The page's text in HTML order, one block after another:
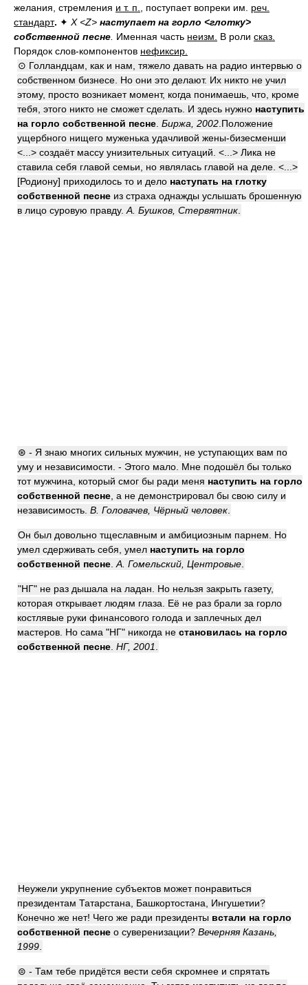
желания, стремления и т. п. , поступает вопреки им. реч.
стандарт. ✦ X <Z> наступает на горло <глотку>
собственной песне Именная часть неизм. В роли сказ.
Порядок слов-компонентов нефиксир.
⊙ Голландцам, как и нам, тяжело давать на радио интервью о
собственном бизнесе. Но они это делают. Их никто не учил
этому, просто возникает момент, когда понимаешь, что, кроме
тебя, этого никто не сможет сделать. И здесь нужно наступить
на горло собственной песне Биржа, 2002 .Положение
ущербного нищего муженька удачливой жены-бизесменши
<...> создаёт массу унизительных ситуаций. <...> Лика не
ставила себя главой семьи, но являлась главой на деле. <...>
[Родиону] приходилось то и дело наступать на глотку
собственной песне из страха однажды услышать брошенную
в лицо суровую правду. А. Бушков, Стервятник
⊛ - Я знаю многих сильных мужчин, не уступающих вам по
уму и независимости. - Этого мало. Мне подошёл бы только
тот мужчина, который смог бы ради меня наступить на горло
собственной песне , а не демонстрировал бы свою силу и
независимость. В. Головачев, Чёрный человек
Он был довольно тщеславным и амбициозным парнем. Но
умел сдерживать себя, умел наступить на горло
собственной песне А. Гомельский, Центровые
"НГ" не раз дышала на ладан. Но нельзя закрыть газету,
которая открывает людям глаза. Её не раз брали за горло
костлявые руки финансового голода и заплечных дел
мастеров. Но сама "НГ" никогда не становилась на горло
собственной песне НГ, 2001
Неужели укрупнение субъектов может понравиться
президентам Татарстана, Башкортостана, Ингушетии?
Конечно же нет! Чего же ради президенты встали на горло
собственной песне о суверенизации? Вечерняя Казань,
1999
⊜ - Там тебе придётся вести себя скромнее и спрятать